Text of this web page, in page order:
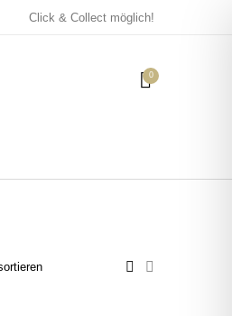
Click & Collect möglich!
0